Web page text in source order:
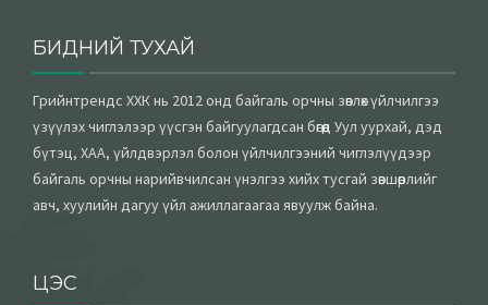
БИДНИЙ ТУХАЙ
Грийнтрендс ХХК нь 2012 онд байгаль орчны зөвлөх үйлчилгээ
үзүүлэх чиглэлээр үүсгэн байгуулагдсан бөгөөд Уул уурхай, дэд
бүтэц, ХАА, үйлдвэрлэл болон үйлчилгээний чиглэлүүдээр
байгаль орчны нарийвчилсан үнэлгээ хийх тусгай зөвшөөрлийг
авч, хуулийн дагуу үйл ажиллагаагаа явуулж байна.
ЦЭС